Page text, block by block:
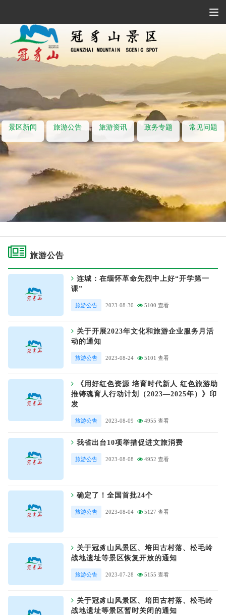
景区新闻 旅游公告 旅游资讯 政务专题 常见问题
旅游公告
连城：在缅怀革命先烈中上好“开学第一
课”
旅游公告 2023-08-30 5100 查看
关于开展2023年文化和旅游企业服务月活
动的通知
旅游公告 2023-08-24 5101 查看
《用好红色资源 培育时代新人 红色旅游助
推铸魂育人行动计划（2023—2025年）》印
发
旅游公告 2023-08-09 4955 查看
我省出台10项举措促进文旅消费
旅游公告 2023-08-08 4952 查看
确定了！全国首批24个
旅游公告 2023-08-04 5127 查看
关于冠豸山风景区、培田古村落、松毛岭
战地遗址等景区恢复开放的通知
旅游公告 2023-07-28 5155 查看
关于冠豸山风景区、培田古村落、松毛岭
战地遗址等景区暂时关闭的通知